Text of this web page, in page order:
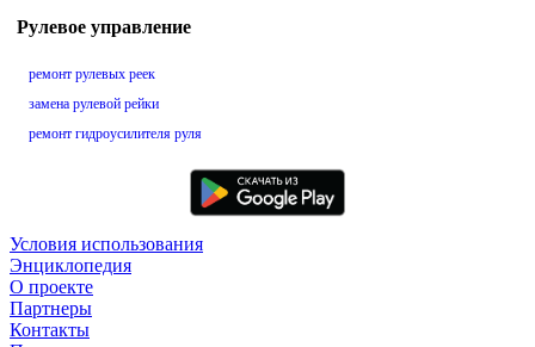
Рулевое управление
ремонт рулевых реек
замена рулевой рейки
ремонт гидроусилителя руля
Условия использования
Энциклопедия
О проекте
Партнеры
Контакты